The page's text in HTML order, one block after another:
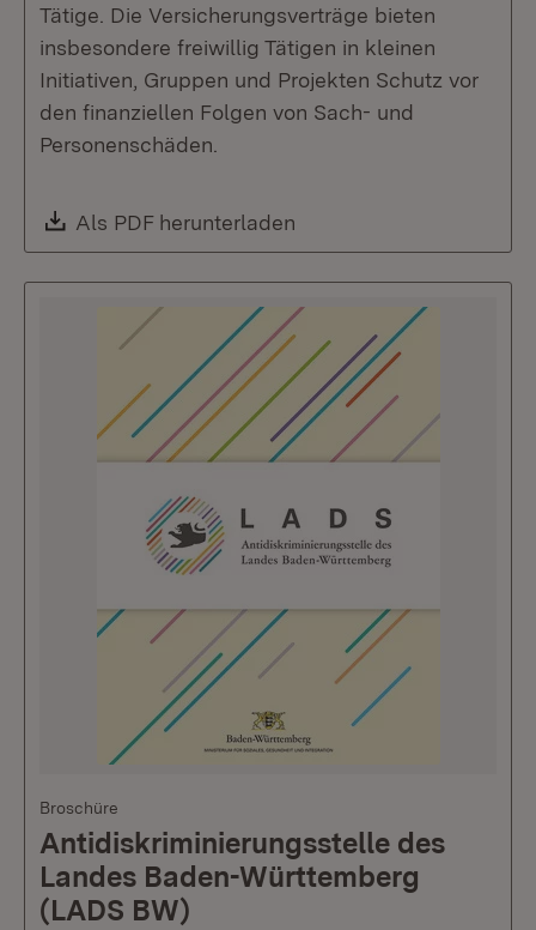
Tätige. Die Versicherungsverträge bieten
insbesondere freiwillig Tätigen in kleinen
Initiativen, Gruppen und Projekten Schutz vor
den finanziellen Folgen von Sach- und
Personenschäden.
Download:
Als PDF herunterladen
Broschüre
Antidiskriminierungsstelle des
Landes Baden-Württemberg
(LADS BW)